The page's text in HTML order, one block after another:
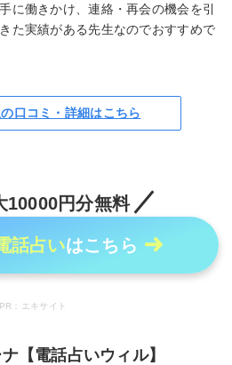
に働きかけ、連絡・再会の機会を引
た実績がある先生なのでおすすめで
口コミ・詳細はこちら
10000円分無料
話占いはこちら
PR：エキサイト
【電話占いウィル】